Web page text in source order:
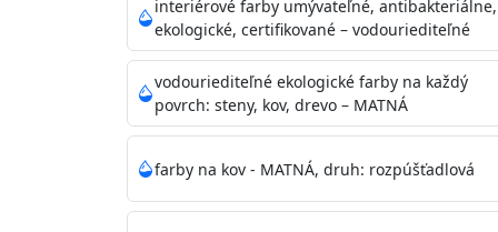
sály, potravinárske priestory, detské
vhodná aj do bežných priestorov.Je plne
zachovaní priedušnosti vodných pár z
vysokú výdatnosť a výborný rozliv. Je
Odtieň: Biela + je možné tónovať podľa RAL,
interiérové farby umývateľné, antibakteriálne,
ekologické, certifikované – vodouriediteľné
vodouriediteľné ekologické farby na každý
povrch: steny, kov, drevo – MATNÁ
farby na kov - MATNÁ, druh: rozpúšťadlová